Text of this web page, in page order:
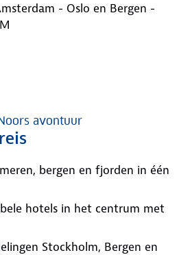
- Oslo en Bergen -
avontuur
bergen en fjorden in één
hotels in het centrum met
Stockholm, Bergen en